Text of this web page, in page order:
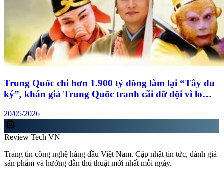
Trung Quốc chi hơn 1.900 tỷ đồng làm lại “Tây du
ký”, khán giả Trung Quốc tranh cãi dữ dội vì lo
20/05/2026
memory
Review Tech VN
Trang tin công nghệ hàng đầu Việt Nam. Cập nhật tin tức, đánh giá
sản phẩm và hướng dẫn thủ thuật mới nhất mỗi ngày.